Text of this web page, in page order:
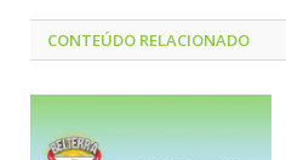
CONTEÚDO RELACIONADO